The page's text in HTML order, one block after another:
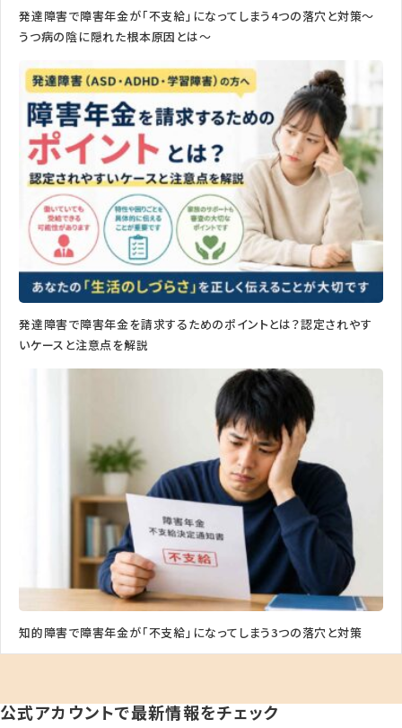
発達障害で障害年金が「不支給」になってしまう4つの落穴と対策〜
うつ病の陰に隠れた根本原因とは〜
発達障害で障害年金を請求するためのポイントとは？認定されやす
いケースと注意点を解説
知的障害で障害年金が「不支給」になってしまう3つの落穴と対策
公式アカウントで最新情報をチェック